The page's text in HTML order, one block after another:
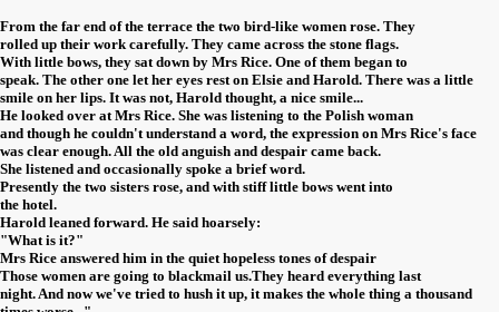
From the far end of the terrace the two bird-like women rose. They
rolled up their work carefully. They came across the stone flags.
With little bows, they sat down by Mrs Rice. One of them began to
speak. The other one let her eyes rest on Elsie and Harold. There was a little
smile on her lips. It was not, Harold thought, a nice smile...
He looked over at Mrs Rice. She was listening to the Polish woman
and though he couldn't understand a word, the expression on Mrs Rice's face
was clear enough. All the old anguish and despair came back.
She listened and occasionally spoke a brief word.
Presently the two sisters rose, and with stiff little bows went into
the hotel.
Harold leaned forward. He said hoarsely:
"What is it?"
Mrs Rice answered him in the quiet hopeless tones of despair
Those women are going to blackmail us.They heard everything last
night. And now we've tried to hush it up, it makes the whole thing a thousand